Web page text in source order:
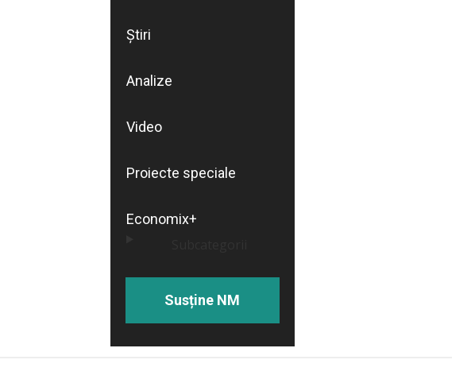
Știri
Analize
Video
Proiecte speciale
Economix+
Susține NM